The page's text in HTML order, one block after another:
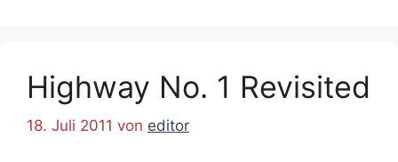
Highway No. 1 Revisited
18. Juli 2011 von editor